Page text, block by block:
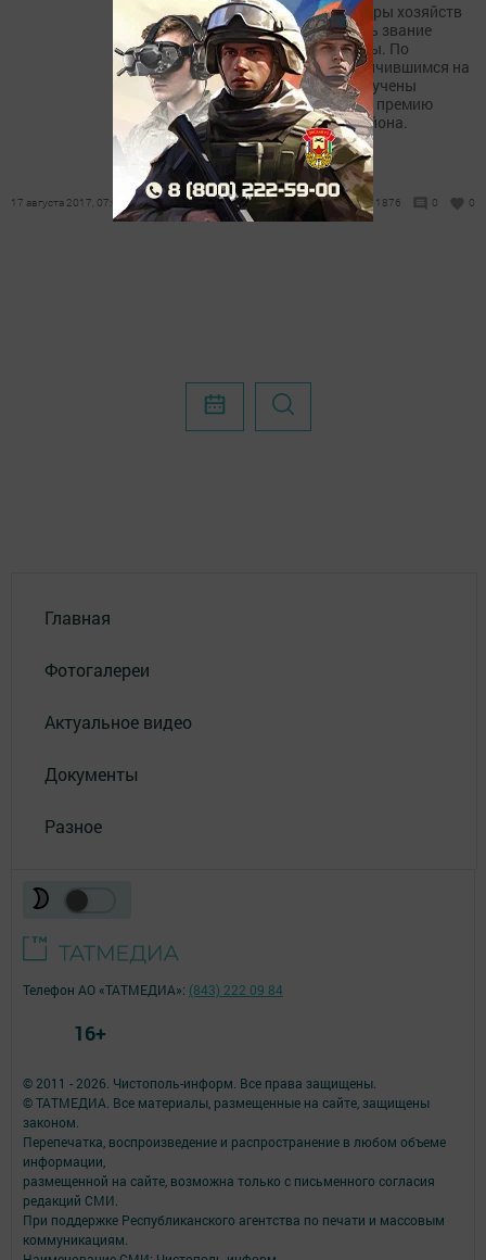
На полях района комбайнеры хозяйств
борются за право получить звание
лучшего комбайнера жатвы. По
подведенным итогам, отличившимся на
уборочной страде были вручены
сертификаты на денежную премию
главы муниципального района.
17 августа 2017, 07:04 1876 0 0
Главная
Фотогалереи
Актуальное видео
Документы
Разное
© 2011 - 2026. Чистополь-информ. Все права защищены.
© ТАТМЕДИА. Все материалы, размещенные на сайте, защищены
законом.
Перепечатка, воспроизведение и распространение в любом объеме
информации,
размещенной на сайте, возможна только с письменного согласия
редакций СМИ.
При поддержке Республиканского агентства по печати и массовым
коммуникациям.
Телефон АО «ТАТМЕДИА»: (843) 222 09 84
16+